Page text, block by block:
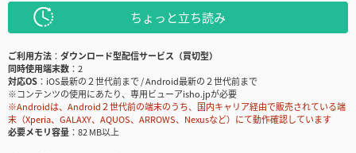
ちょっと立ち読み
ご利用方法
ダウンロード型配信サービス（買切型）
同時使用端末数
2
対応OS
iOS最新の２世代前まで / Android最新の２世代前まで
※コンテンツの使用にあたり、専用ビューアisho.jpが必要
※Androidは、Android２世代前の端末のうち、国内キャリア経由で販売されている端
末（Xperia、GALAXY、AQUOS、ARROWS、Nexusなど）にて動作確認しています
必要メモリ容量
82 MB以上